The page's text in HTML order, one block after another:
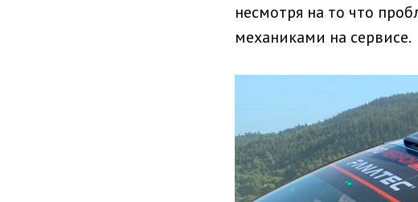
несмотря на то что
механиками на сервисе.